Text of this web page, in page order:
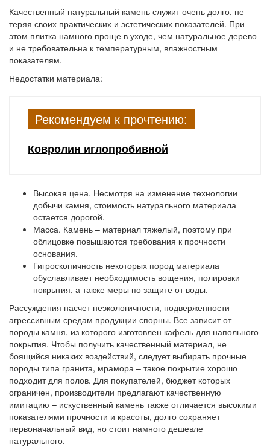
Качественный натуральный камень служит очень долго, не
теряя своих практических и эстетических показателей. При
этом плитка намного проще в уходе, чем натуральное дерево
и не требовательна к температурным, влажностным
показателям.
Недостатки материала:
Рекомендуем к прочтению:
Ковролин иглопробивной
Высокая цена. Несмотря на изменение технологии
добычи камня, стоимость натурального материала
остается дорогой.
Масса. Камень – материал тяжелый, поэтому при
облицовке повышаются требования к прочности
основания.
Гигроскопичность некоторых пород материала
обуславливает необходимость вощения, полировки
покрытия, а также меры по защите от воды.
Рассуждения насчет неэкологичности, подверженности
агрессивным средам продукции спорны. Все зависит от
породы камня, из которого изготовлен кафель для напольного
покрытия. Чтобы получить качественный материал, не
боящийся никаких воздействий, следует выбирать прочные
породы типа гранита, мрамора – такое покрытие хорошо
подходит для полов. Для покупателей, бюджет которых
ограничен, производители предлагают качественную
имитацию – искуственный камень также отличается высокими
показателями прочности и красоты, долго сохраняет
первоначальный вид, но стоит намного дешевле
натурального.